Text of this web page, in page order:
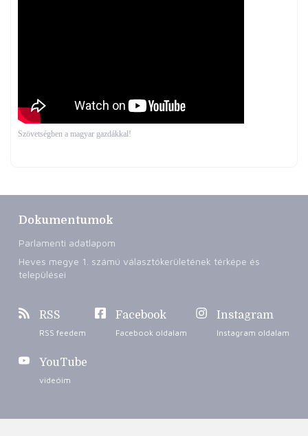
Szövetségben a magyar gazdákkal!
Dokumentumok
Parlamenti adatlapom
Heves megye 1. számú választókerületének térképe és
települései
RSS
RSS feedem
Facebook
Facebook oldalam
Instagram
Instagram oldalam
YouTube
videóim